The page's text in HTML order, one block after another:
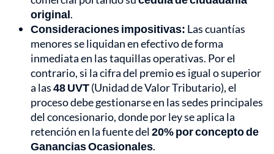
original.
Consideraciones impositivas: Las cuantías
menores se liquidan en efectivo de forma
inmediata en las taquillas operativas. Por el
contrario, si la cifra del premio es igual o superior
a las48 UVT(Unidad de Valor Tributario), el
proceso debe gestionarse en las sedes principales
del concesionario, donde por ley se aplica la
retención en la fuente del20% por concepto de
Ganancias Ocasionales.